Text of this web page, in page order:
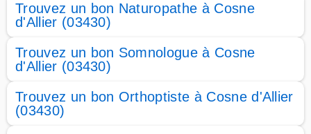
Trouvez un bon Naturopathe à Cosne
d'Allier (03430)
Trouvez un bon Somnologue à Cosne
d'Allier (03430)
Trouvez un bon Orthoptiste à Cosne d'Allier
(03430)